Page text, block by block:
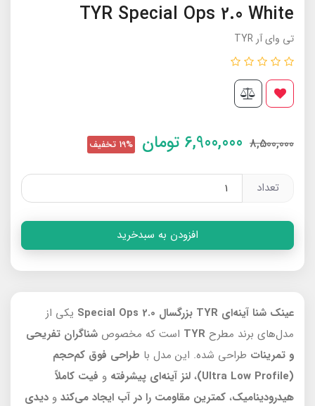
TYR Special Ops 2.0 White
تی وای آر TYR
8,500,000
6,900,000 تومان 19% تخفیف
تعداد
افزودن به سبدخرید
عینک شنا آینه‌ای TYR بزرگسال Special Ops 2.0
یکی از
مدل‌های برند مطرح
است که مخصوص شناگران تفریحی
و تمرینات طراحی شده. این مدل با طراحی فوق کم‌حجم
(Ultra Low Profile)
، لنز آینه‌ای پیشرفته و فیت کاملاً
هیدرودینامیک، کمترین مقاومت را در آب ایجاد می‌کند و دیدی